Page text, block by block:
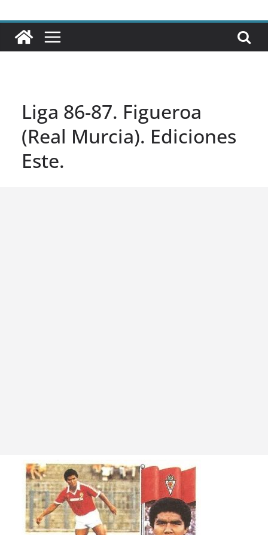
Liga 86-87. Figueroa
(Real Murcia). Ediciones
Este.